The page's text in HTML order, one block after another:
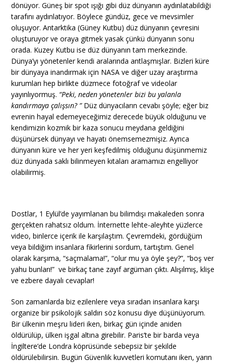
dönüyor. Güneş bir spot ışığı gibi düz dünyanın aydınlatabildiği
tarafını aydınlatıyor. Böylece gündüz, gece ve mevsimler
oluşuyor. Antarktika (Güney Kutbu) düz dünyanın çevresini
oluşturuyor ve oraya gitmek yasak çünkü dünyanın sonu
orada. Kuzey Kutbu ise düz dünyanın tam merkezinde.
Dünya’yı yönetenler kendi aralarında antlaşmışlar. Bizleri küre
bir dünyaya inandırmak için NASA ve diğer uzay araştırma
kurumları hep birlikte düzmece fotoğraf ve videolar
yayınlıyormuş. “Peki, neden yönetenler bizi bu yalanla
kandırmaya çalışsın? ” Düz dünyacıların cevabı şöyle; eğer biz
evrenin hayal edemeyeceğimiz derecede büyük olduğunu ve
kendimizin kozmik bir kaza sonucu meydana geldiğini
düşünürsek dünyayı ve hayatı önemsemezmişiz. Ayrıca
dünyanın küre ve her yeri keşfedilmiş olduğunu düşünmemiz
düz dünyada saklı bilinmeyen kıtaları aramamızı engelliyor
olabilirmiş.
Dostlar, 1 Eylül’de yayımlanan bu bilimdışı makaleden sonra
gerçekten rahatsız oldum. İnternette lehte-aleyhte yüzlerce
video, binlerce içerik ile karşılaştım. Çevremdeki, gördüğüm
veya bildiğim insanlara fikirlerini sordum, tartıştım. Genel
olarak karşıma, “saçmalama!”, “olur mu ya öyle şey?”, “boş ver
yahu bunları!” ve birkaç tane zayıf argüman çıktı. Alışılmış, klişe
ve ezbere dayalı cevaplar!
Son zamanlarda biz ezilenlere veya sıradan insanlara karşı
organize bir psikolojik saldırı söz konusu diye düşünüyorum.
Bir ülkenin meşru lideri iken, birkaç gün içinde aniden
öldürülüp, ülken işgal altına girebilir. Paris’te bir barda veya
İngiltere’de Londra köprüsünde sebepsiz bir şekilde
öldürülebilirsin. Bugün Güvenlik kuvvetleri komutanı iken, yarın